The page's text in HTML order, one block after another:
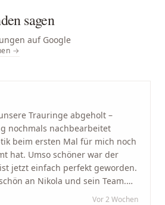
sagen
auf Google
→
Trauringe abgeholt –
nochmals nachbearbeitet
beim ersten Mal für mich noch
hat. Umso schöner war der
jetzt einfach perfekt geworden.
an Nikola und sein Team.
an wurden wir jedes MalVor 2 Wochen